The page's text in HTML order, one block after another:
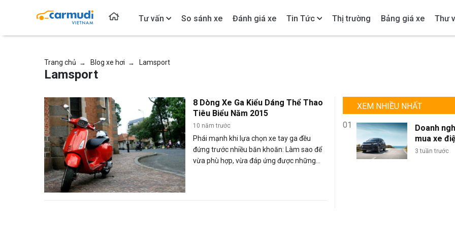
Tư vấn So sánh xe Đánh giá xe Tin Tức Thị trường Bảng giá xe Thư
Trang chủ → Blog xe hơi → Lamsport
Lamsport
8 Dòng Xe Ga Kiểu Dáng Thể Thao
Tiêu Biểu Năm 2015
10 năm trước
Phái mạnh khi lựa chọn xe tay ga đều
đứng trước nhiều băn khoăn: Làm sao để
vừa phù hợp, vừa đáp ứng được những
XEM NHIỀU NHẤT
01
Doanh
mua xe
lượng lớn:
3 tuần trước